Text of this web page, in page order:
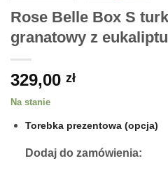
Rose Belle Box S
granatowy z
329,00 zł
Na stanie
Torebka prezentowa (opcja)
Dodaj do zamówienia: